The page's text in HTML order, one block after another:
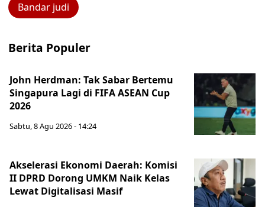
Bandar judi
Berita Populer
John Herdman: Tak Sabar Bertemu
Singapura Lagi di FIFA ASEAN Cup
2026
Sabtu, 8 Agu 2026 - 14:24
Akselerasi Ekonomi Daerah: Komisi
II DPRD Dorong UMKM Naik Kelas
Lewat Digitalisasi Masif